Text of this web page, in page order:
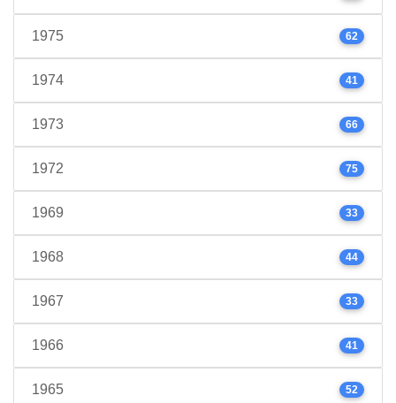
1975 62
1974 41
1973 66
1972 75
1969 33
1968 44
1967 33
1966 41
1965 52